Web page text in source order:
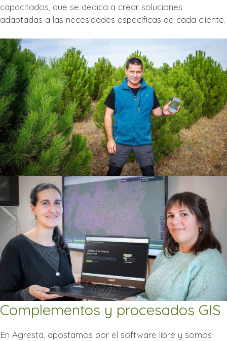
capacitados, que se dedica a crear soluciones
adaptadas a las necesidades específicas de cada cliente.
Complementos y procesados GIS
En Agresta, apostamos por el software libre y somos